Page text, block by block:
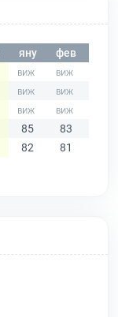
яну фев
85 83
82 81